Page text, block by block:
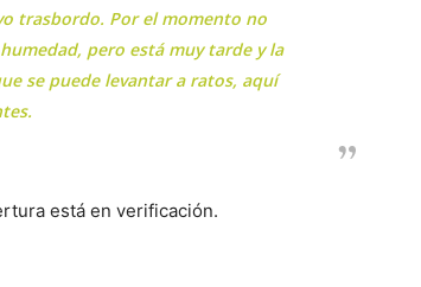
trasbordo. Por el momento no
pero está muy tarde y la
se puede levantar a ratos, aquí
está en verificación.